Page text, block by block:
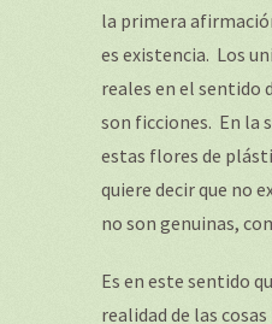
la primera
es existencia. Los
reales en el sentido
son ficciones. En la
estas flores de
quiere decir que no
no son genuinas,
Es en este sentido
realidad de las